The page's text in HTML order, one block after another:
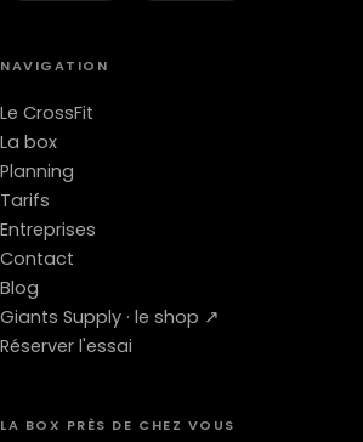
NAVIGATION
Le CrossFit
La box
Planning
Tarifs
Entreprises
Contact
Blog
Giants Supply · le shop ↗
Réserver l'essai
LA BOX PRÈS DE CHEZ VOUS